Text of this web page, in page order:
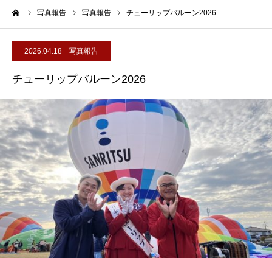
写真報告 写真報告 チューリップバルーン2026
2026.04.18 写真報告
チューリップバルーン2026